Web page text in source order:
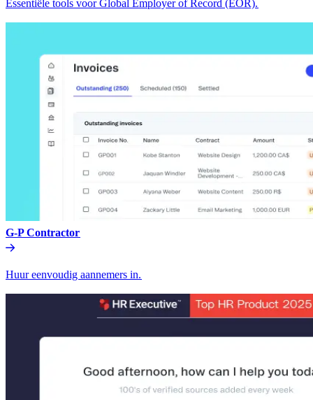
Essentiële tools voor Global Employer of Record (EOR).​​
G-P Contractor​​
Huur eenvoudig aannemers in.​​